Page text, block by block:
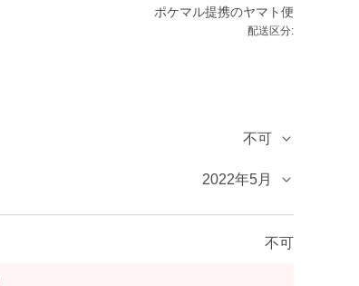
ポケマル提携のヤマト便
配送区分:
不可
2022年5月
不可